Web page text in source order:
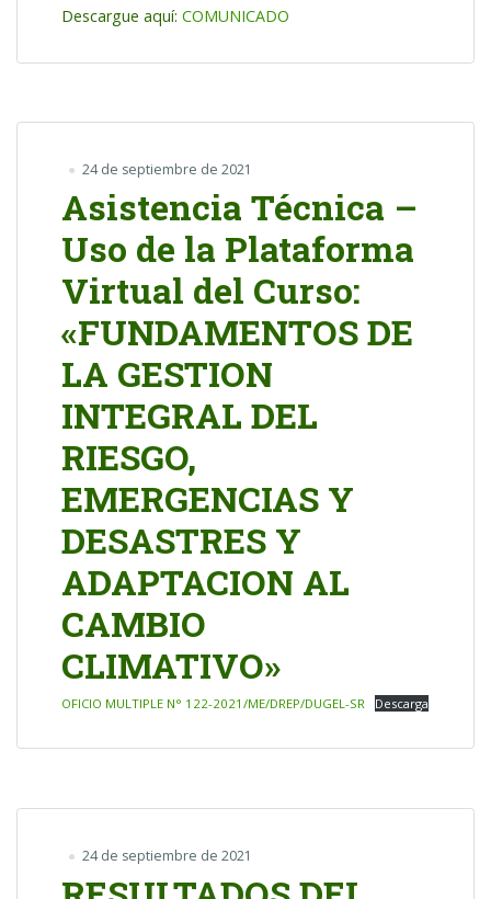
Descargue aquí: COMUNICADO
24 de septiembre de 2021
Asistencia Técnica –
Uso de la Plataforma
Virtual del Curso:
«FUNDAMENTOS DE
LA GESTION
INTEGRAL DEL
RIESGO,
EMERGENCIAS Y
DESASTRES Y
ADAPTACION AL
CAMBIO
CLIMATIVO»
OFICIO MULTIPLE N° 122-2021/ME/DREP/DUGEL-SR Descarga
24 de septiembre de 2021